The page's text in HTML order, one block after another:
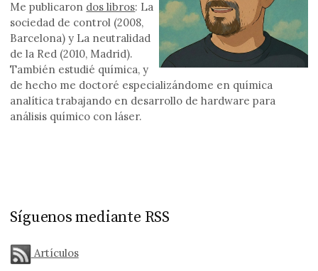
Me publicaron dos libros: La
sociedad de control (2008,
Barcelona) y La neutralidad
de la Red (2010, Madrid).
También estudié química, y
de hecho me doctoré especializándome en química
analítica trabajando en desarrollo de hardware para
análisis químico con láser.
Síguenos mediante RSS
Artículos